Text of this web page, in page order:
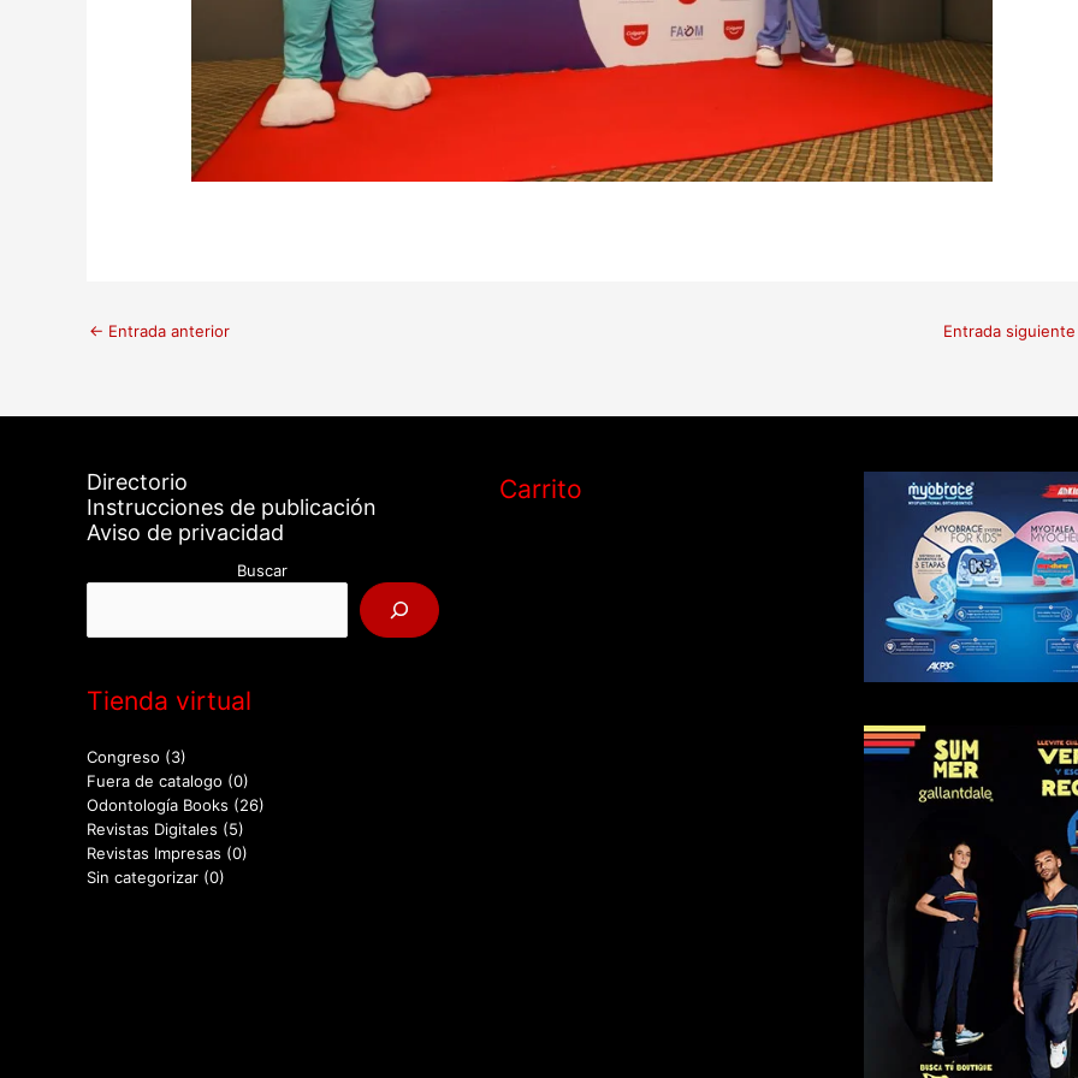
← Entrada anterior Entrada
Directorio
Instrucciones de publicación
Aviso de privacidad
Buscar
Tienda virtual
Congreso (3)
Fuera de catalogo (0)
Odontología Books (26)
Revistas Digitales (5)
Revistas Impresas (0)
Sin categorizar (0)
Carrito